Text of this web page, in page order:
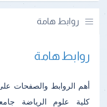
روابط هامة
روابط هامة
أهم الروابط والصفحات
كلية علوم الرياضة